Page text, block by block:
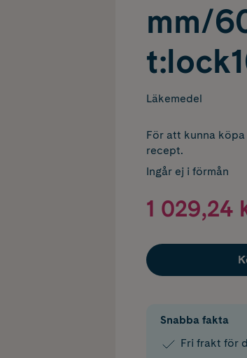
mm/
Läkemedel
För att kunna
recept.
Ingår ej i förmån
1 029,24
Snabba fakta
Fri frakt för